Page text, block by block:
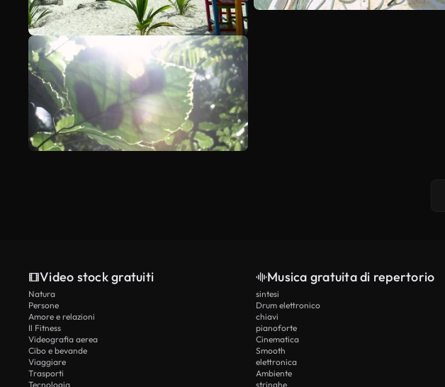
Video stock gratuiti
Natura
Persone
Amore e relazioni
Il Fitness
Videografia aerea
Cibo e bevande
Viaggiare
Trasporti
Tecnologia
Musica gratuita di repertorio
sintesi
Drum elettronico
chiavi
pianoforte
Cinematica
Smooth
elettronica
Ambiente
stringhe